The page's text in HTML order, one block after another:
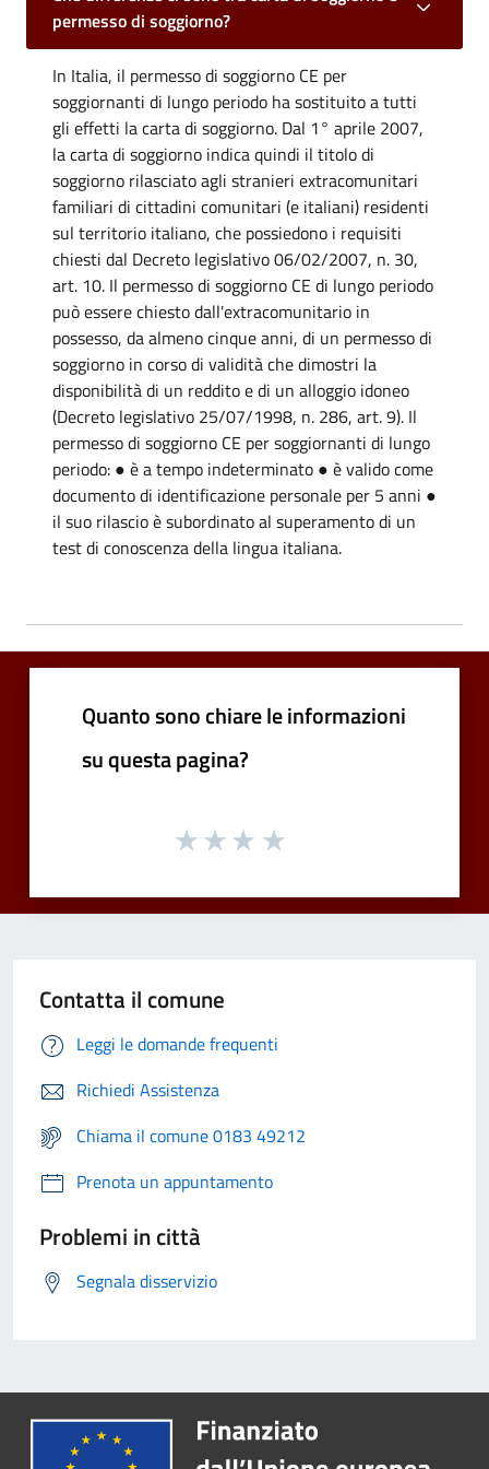
permesso di soggiorno?
In Italia, il permesso di soggiorno CE per
soggiornanti di lungo periodo ha sostituito a tutti
gli effetti la carta di soggiorno. Dal 1° aprile 2007,
la carta di soggiorno indica quindi il titolo di
soggiorno rilasciato agli stranieri extracomunitari
familiari di cittadini comunitari (e italiani) residenti
sul territorio italiano, che possiedono i requisiti
chiesti dal Decreto legislativo 06/02/2007, n. 30,
art. 10. Il permesso di soggiorno CE di lungo periodo
può essere chiesto dall'extracomunitario in
possesso, da almeno cinque anni, di un permesso di
soggiorno in corso di validità che dimostri la
disponibilità di un reddito e di un alloggio idoneo
(Decreto legislativo 25/07/1998, n. 286, art. 9). Il
permesso di soggiorno CE per soggiornanti di lungo
periodo: ● è a tempo indeterminato ● è valido come
documento di identificazione personale per 5 anni ●
il suo rilascio è subordinato al superamento di un
test di conoscenza della lingua italiana.
Quanto sono chiare le informazioni
su questa pagina?
Contatta il comune
Leggi le domande frequenti
Richiedi Assistenza
Chiama il comune 0183 49212
Prenota un appuntamento
Problemi in città
Segnala disservizio